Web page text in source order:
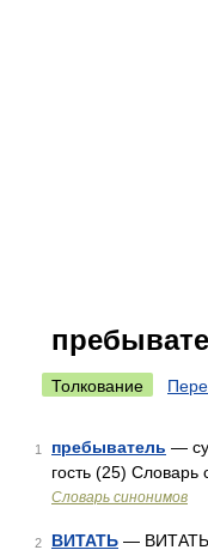
Толкование
1 пребыватель —
гость (25)
Словарь синонимов
2 ВИТАТЬ — ВИТАТЬ,